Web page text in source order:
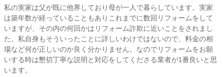
私の実家は父が既に他界しており母が一人で暮らしています。実家
は築年数が経っていることもありこれまでに数回リフォームをして
いますが、その内の何回かはリフォーム詐欺に近いことをされまし
た。私自身もそういったことに詳しいわけではないので、料金の相
場など何が正しいのか良く分かりません。なのでリフォームをお願
いする時は懇切丁寧な説明と対応をしてくださる業者が1番良いと思
います。